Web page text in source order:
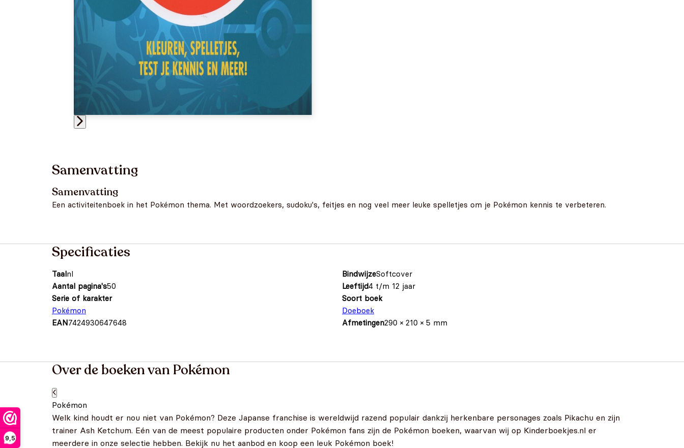
9,5
Samenvatting
Samenvatting
Een activiteitenboek in het Pokémon thema. Met woordzoekers, sudoku's, feitjes en nog veel meer leuke spelletjes om je Pokémon kennis te verbeteren.
Specificaties
Taalnl BindwijzeSoftcover
Aantal pagina's50 Leeftijd4 t/m 12 jaar
Serie of karakter
Pokémon
Soort boek
Doeboek
EAN7424930647648 Afmetingen290 × 210 × 5 mm
Over de boeken van Pokémon
Pokémon
Welk kind houdt er nou niet van Pokémon? Deze Japanse franchise is wereldwijd razend populair dankzij herkenbare personages zoals Pikachu en zijn
trainer Ash Ketchum. Eén van de meest populaire producten onder Pokémon fans zijn de Pokémon boeken, waarvan wij op Kinderboekjes.nl er
meerdere in onze selectie hebben. Bekijk nu het aanbod en koop een leuk Pokémon boek!